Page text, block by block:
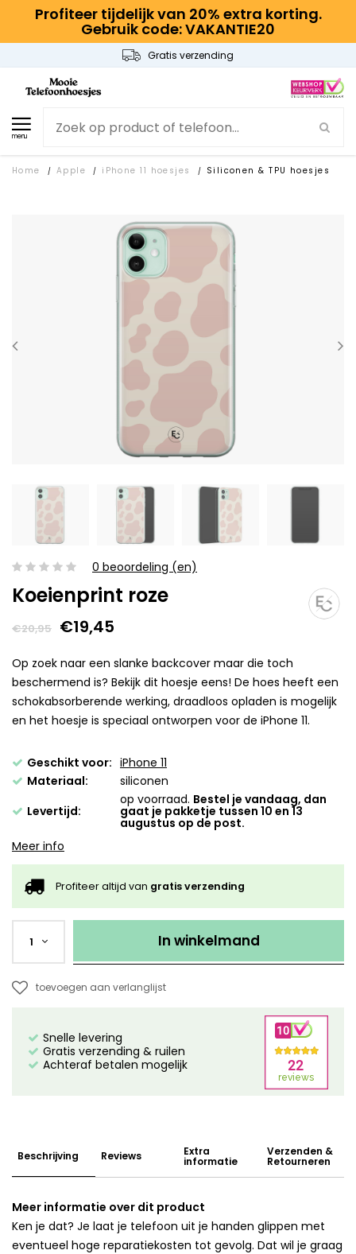
Profiteer tijdelijk van 20% extra korting.
Gebruik code: VAKANTIE20
Gratis verzending
menu
Home / Apple / iPhone 11 hoesjes / Siliconen & TPU hoesjes
0 beoordeling (en)
Koeienprint roze
€20,95 €19,45
Op zoek naar een slanke backcover maar die toch
beschermend is? Bekijk dit hoesje eens! De hoes heeft een
schokabsorberende werking, draadloos opladen is mogelijk
en het hoesje is speciaal ontworpen voor de iPhone 11.
Geschikt voor: iPhone 11
Materiaal:
siliconen
Levertijd:
op voorraad. Bestel je vandaag, dan
gaat je pakketje tussen 10 en 13
augustus op de post.
Meer info
Profiteer altijd van gratis verzending
1 In winkelmand
toevoegen aan verlanglijst
Snelle levering
Gratis verzending & ruilen
Achteraf betalen mogelijk
Beschrijving Reviews Extra
informatie
Verzenden &
Retourneren
Meer informatie over dit product
Ken je dat? Je laat je telefoon uit je handen glippen met
eventueel hoge reparatiekosten tot gevolg. Dat wil je graag